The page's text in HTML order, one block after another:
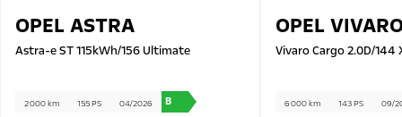
OPEL ASTRA
Astra-e ST 115kWh/156 Ultimate
2 000 km 155 PS 04/2026 B
OPEL
Vivaro Cargo 2.0D/144
6 000 km 143 PS 09/